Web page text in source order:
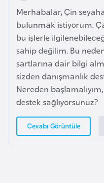
Merhabalar, Çin
bulunmak istiyorum.
bu işlerle
sahip değilim. Bu
şartlarına dair bilgi
sizden danışmanlık
Nereden
destek sağlıyorsunuz?
Cevabı Görüntüle
İ
s
v
r
e
a